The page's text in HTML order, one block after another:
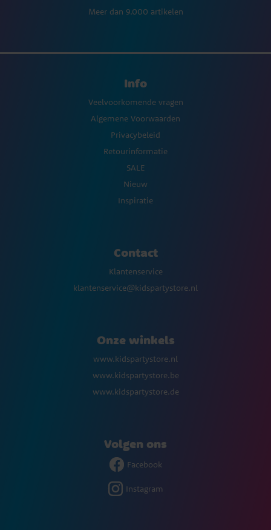
Meer dan 9.000 artikelen
Info
Veelvoorkomende vragen
Algemene Voorwaarden
Privacybeleid
Retourinformatie
SALE
Nieuw
Inspiratie
Contact
Klantenservice
klantenservice@kidspartystore.nl
Onze winkels
www.kidspartystore.nl
www.kidspartystore.be
www.kidspartystore.de
Volgen ons
Facebook
Instagram